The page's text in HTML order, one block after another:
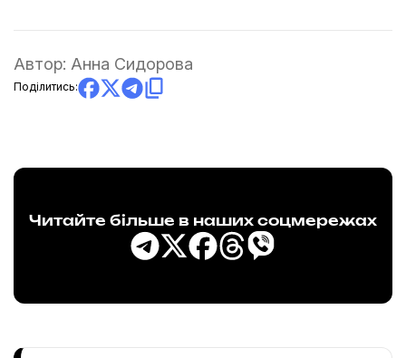
Автор: Анна Сидорова
Поділитись:
Читайте більше в наших соцмережах